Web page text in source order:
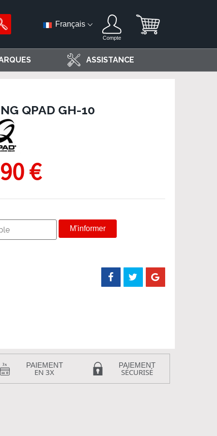
Français
Compte
ASSISTANCE
QPAD GH-10
€
M'informer
PAIEMENT
EN 3X
PAIEMENT
SÉCURISÉ